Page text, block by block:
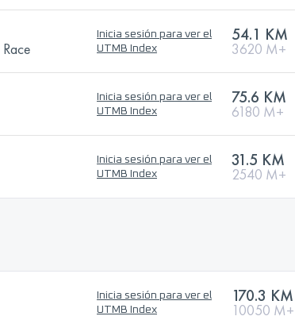
Race
Inicia sesión para ver el
UTMB Index
54.1 KM
3620 M+
Inicia sesión para ver el
UTMB Index
75.6 KM
6180 M+
Inicia sesión para ver el
UTMB Index
31.5 KM
2540 M+
Inicia sesión para ver el
UTMB Index
170.3 KM
10050 M+